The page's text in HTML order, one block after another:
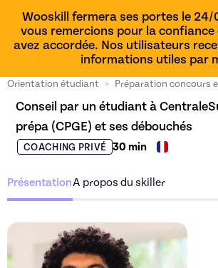
Wooskill fermera ses portes le 24/
vous remercions pour la confiance
avez accordée. Nos utilisateurs
informations utiles par
Orientation étudiant > Préparation concours
Conseil par un étudiant à
prépa (CPGE) et ses débouchés
COACHING PRIVÉ 30 min
PrésentationA propos du skiller